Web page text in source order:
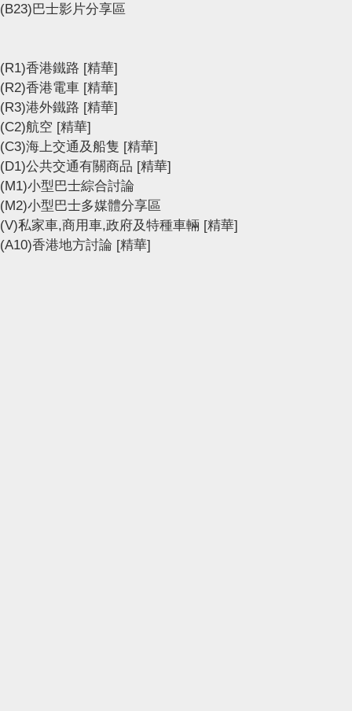
(B23)巴士影片分享區
(R1)香港鐵路 [精華]
(R2)香港電車 [精華]
(R3)港外鐵路 [精華]
(C2)航空 [精華]
(C3)海上交通及船隻 [精華]
(D1)公共交通有關商品 [精華]
(M1)小型巴士綜合討論
(M2)小型巴士多媒體分享區
(V)私家車,商用車,政府及特種車輛 [精華]
(A10)香港地方討論 [精華]